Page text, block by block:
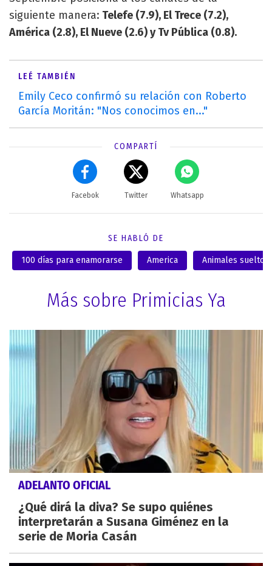
siguiente manera: Telefe (7.9), El Trece (7.2),
América (2.8), El Nueve (2.6) y Tv Pública (0.8).
LEÉ TAMBIÉN
Emily Ceco confirmó su relación con Roberto
García Moritán: "Nos conocimos en..."
COMPARTÍ
Facebok Twitter Whatsapp
SE HABLÓ DE
100 días para enamorarse America Animales sueltos
Más sobre Primicias Ya
ADELANTO OFICIAL
¿Qué dirá la diva? Se supo quiénes
interpretarán a Susana Giménez en la
serie de Moria Casán